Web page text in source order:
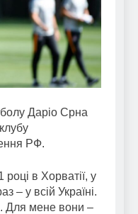
Даріо Срна
РФ.
в Хорватії, у
– у всій Україні.
Для мене вони –